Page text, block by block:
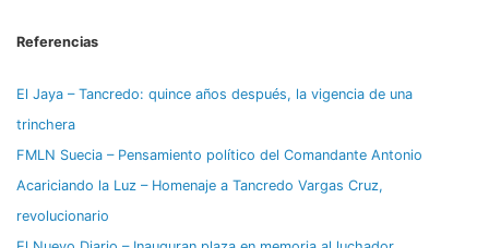
Referencias
El Jaya – Tancredo: quince años después, la vigencia de una
trinchera
FMLN Suecia – Pensamiento político del Comandante Antonio
Acariciando la Luz – Homenaje a Tancredo Vargas Cruz,
revolucionario